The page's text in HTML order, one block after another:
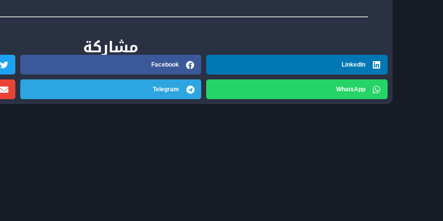
مشاركة
LinkedIn
Facebook
WhatsApp
Telegram